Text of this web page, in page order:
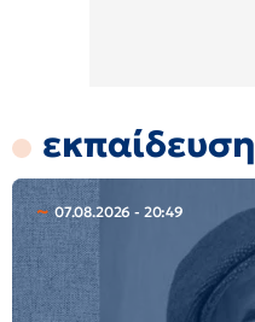
εκπαίδευση
07.08.2026 - 20:49